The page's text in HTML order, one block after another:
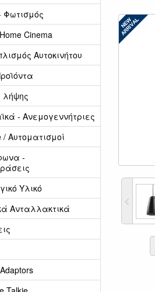
Φωτισμός
Cinema
Αυτοκινήτου
λήψης
- Ανεμογεννήτριες
/ Αυτοματισμοί
-
Υλικό
Ανταλλακτικά